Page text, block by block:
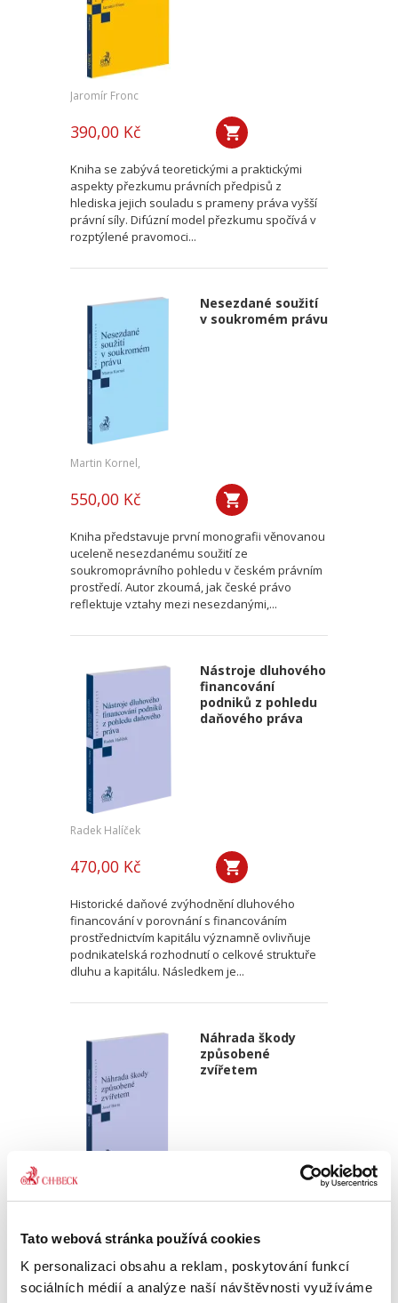
Tato webová stránka používá cookies
K personalizaci obsahu a reklam, poskytování funkcí
sociálních médií a analýze naší návštěvnosti využíváme
Jaromír Fronc
390,00 Kč
Kniha se zabývá teoretickými a praktickými
aspekty přezkumu právních předpisů z
hlediska jejich souladu s prameny práva vyšší
právní síly. Difúzní model přezkumu spočívá v
rozptýlené pravomoci...
Nesezdané soužití
v soukromém právu
Martin Kornel,
550,00 Kč
Kniha představuje první monografii věnovanou
uceleně nesezdanému soužití ze
soukromoprávního pohledu v českém právním
prostředí. Autor zkoumá, jak české právo
reflektuje vztahy mezi nesezdanými,...
Nástroje dluhového
financování
podniků z pohledu
daňového práva
Radek Halíček
470,00 Kč
Historické daňové zvýhodnění dluhového
financování v porovnání s financováním
prostřednictvím kapitálu významně ovlivňuje
podnikatelská rozhodnutí o celkové struktuře
dluhu a kapitálu. Následkem je...
Náhrada škody
způsobené
zvířetem
Josef Bártů
390,00 Kč
Publikace pojednává o předpokladech vzniku
povinnosti nahradit újmu způsobenou zvířetem